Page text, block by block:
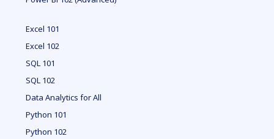
Excel 101
Excel 102
SQL 101
SQL 102
Data Analytics for All
Python 101
Python 102